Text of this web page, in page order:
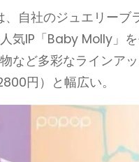
自社のジュエリー
気IP「Baby Molly」
など多彩なラインア
円）と幅広い。